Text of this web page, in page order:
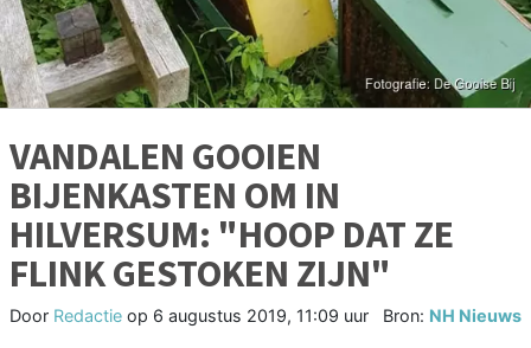
VANDALEN GOOIEN
BIJENKASTEN OM IN
HILVERSUM: "HOOP DAT ZE
FLINK GESTOKEN ZIJN"
Door Redactie op 6 augustus 2019, 11:09 uur Bron: NH Nieuws